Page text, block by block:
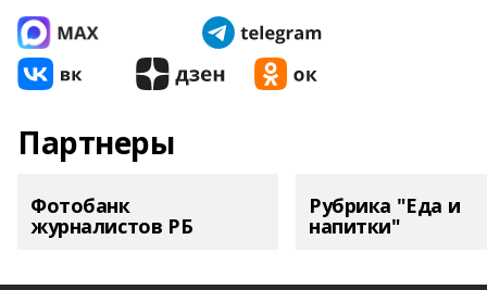
Партнеры
Фотобанк
журналистов РБ
Рубрика "Еда и
напитки"